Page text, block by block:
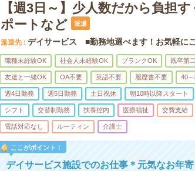
【週3日～】少人数だから負担
ポートなど
派遣
派遣先 デイサービス ■勤務地選べます！お気軽に
職種未経験OK 社会人未経験OK ブランクOK 既卒第
友達と一緒OK OA不要 英語不要 履歴書不要 40
週4日勤務 週5日勤務 土日祝休 朝10時以降スタート
シフト 交替制勤務 扶養控内 医療福祉 交費支給
電話対応なし ルーティン 介護士
ここがポイント！
デイサービス施設でのお仕事＊元気なお年